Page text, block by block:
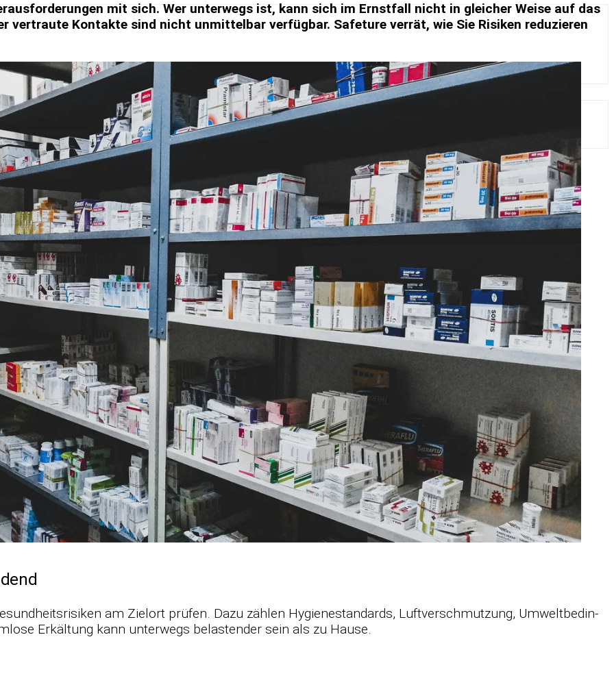
mit sich. Wer un­ter­wegs ist, kann sich im Ernst­fall nicht in glei­cher Weise auf das
ver­traute Kon­takte sind nicht un­mit­tel­bar ver­füg­bar. Safe­ture ver­rät, wie Sie Ri­si­ken re­du­zie­ren
am Ziel­ort prü­fen. Dazu zäh­len Hy­gie­ne­stan­dards, Luft­ver­schmut­zung, Um­welt­be­din­
Er­käl­tung kann un­ter­wegs be­las­ten­der sein als zu Hause.